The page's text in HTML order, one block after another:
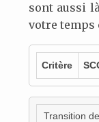
sont aussi
votre temps
Critère
Transition